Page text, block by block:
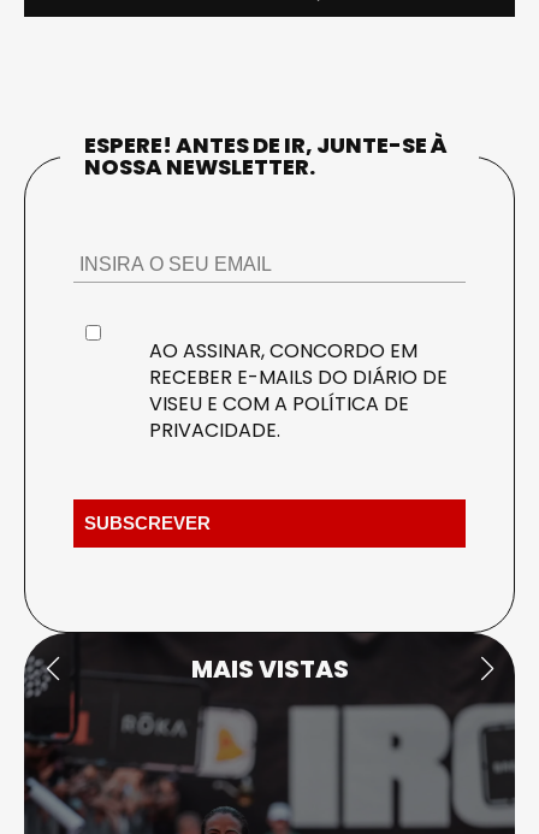
ESPERE! ANTES DE IR, JUNTE-SE À
NOSSA NEWSLETTER.
AO ASSINAR, CONCORDO EM
RECEBER E-MAILS DO DIÁRIO DE
VISEU E COM A POLÍTICA DE
PRIVACIDADE.
MAIS VISTAS